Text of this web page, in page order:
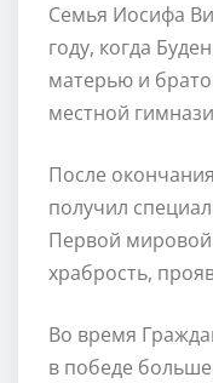
Семья Иосифа
году, когда
матерью и
местной
После
получил
Первой мировой
храбрость,
Во время
в победе